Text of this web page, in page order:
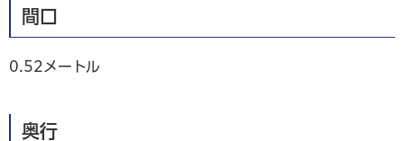
間口
0.52メートル
奥行